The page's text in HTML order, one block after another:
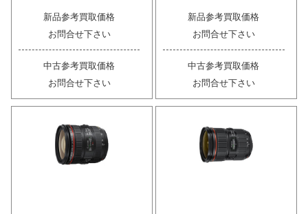
新品参考買取価格
お問合せ下さい
中古参考買取価格
お問合せ下さい
新品参考買取価格
お問合せ下さい
中古参考買取価格
お問合せ下さい